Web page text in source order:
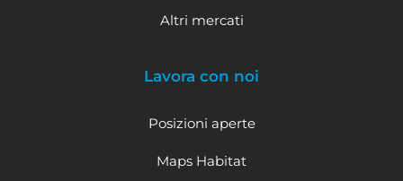
Altri mercati
Lavora con noi
Posizioni aperte
Maps Habitat